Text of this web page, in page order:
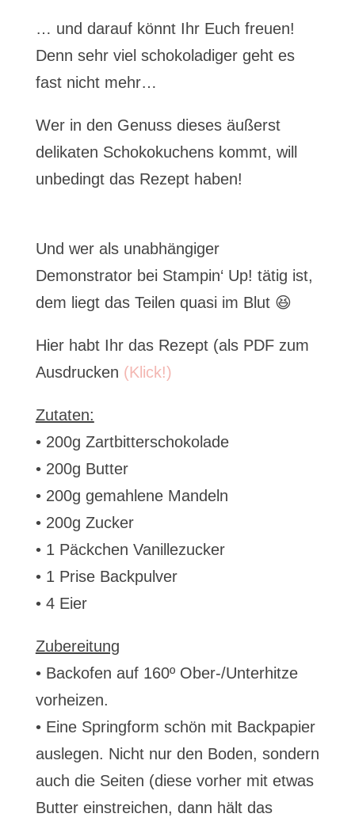
… und darauf könnt Ihr Euch freuen!
Denn sehr viel schokoladiger geht es
fast nicht mehr…
Wer in den Genuss dieses äußerst
delikaten Schokokuchens kommt, will
unbedingt das Rezept haben!
Und wer als unabhängiger
Demonstrator bei Stampin‘ Up! tätig ist,
dem liegt das Teilen quasi im Blut 😆
Hier habt Ihr das Rezept (als PDF zum
Ausdrucken (Klick!)
Zutaten:
• 200g Zartbitterschokolade
• 200g Butter
• 200g gemahlene Mandeln
• 200g Zucker
• 1 Päckchen Vanillezucker
• 1 Prise Backpulver
• 4 Eier
Zubereitung
• Backofen auf 160º Ober-/Unterhitze
vorheizen.
• Eine Springform schön mit Backpapier
auslegen. Nicht nur den Boden, sondern
auch die Seiten (diese vorher mit etwas
Butter einstreichen, dann hält das